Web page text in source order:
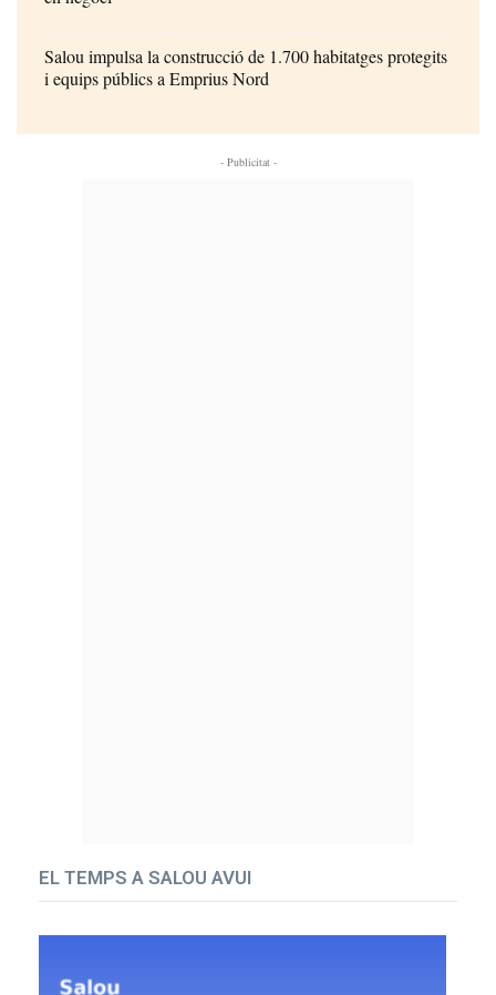
Salou impulsa la construcció de 1.700 habitatges protegits
i equips públics a Emprius Nord
- Publicitat -
EL TEMPS A SALOU AVUI